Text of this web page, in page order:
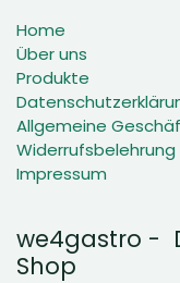
Home
Über uns
Produkte
Allgemeine
Widerrufsbelehrung
Impressum
we4gastro -
Shop